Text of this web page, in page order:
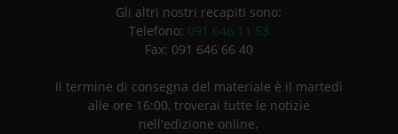
Gli altri nostri recapiti sono:
Telefono: 091 646 11 53
Fax: 091 646 66 40
Il termine di consegna del materiale è il martedì
alle ore 16:00, troverai tutte le notizie
nell'edizione online.